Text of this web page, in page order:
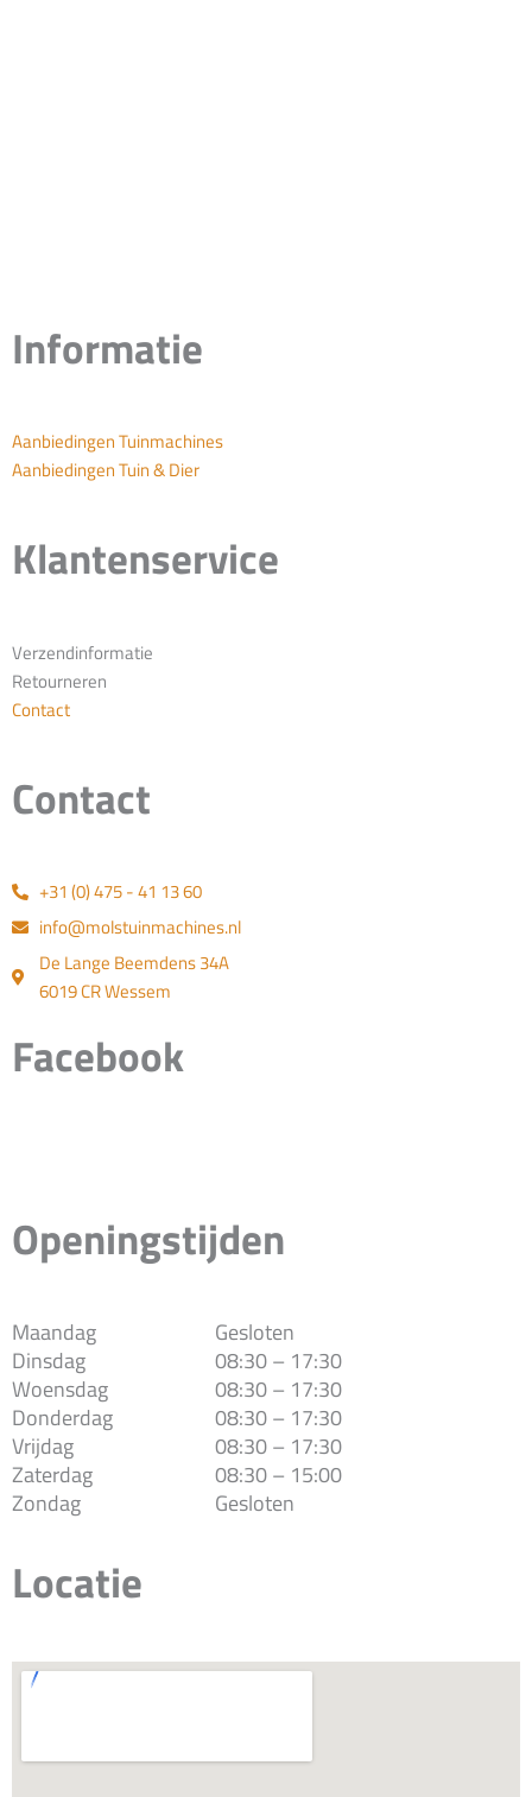
Informatie
Aanbiedingen Tuinmachines
Aanbiedingen Tuin & Dier
Klantenservice
Verzendinformatie
Retourneren
Contact
Contact
+31 (0) 475 - 41 13 60
info@molstuinmachines.nl
De Lange Beemdens 34A
6019 CR Wessem
Facebook
Openingstijden
Maandag
Dinsdag
Woensdag
Donderdag
Vrijdag
Zaterdag
Zondag
Gesloten
08:30 – 17:30
08:30 – 17:30
08:30 – 17:30
08:30 – 17:30
08:30 – 15:00
Gesloten
Locatie